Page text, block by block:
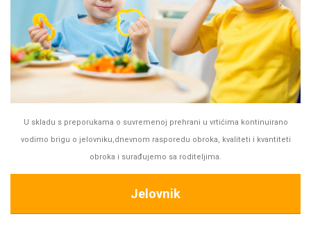
U skladu s preporukama o suvremenoj prehrani u vrtićima kontinuirano
vodimo brigu o jelovniku,dnevnom rasporedu obroka, kvaliteti i kvantiteti
obroka i surađujemo sa roditeljima.
Jelovnik